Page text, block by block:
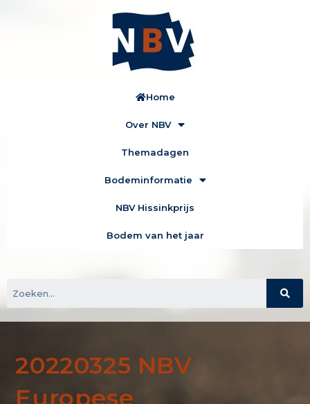
Home
Over NBV
Themadagen
Bodeminformatie
NBV Hissinkprijs
Bodem van het jaar
20220325 NBV
Europese